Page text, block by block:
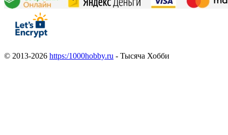
© 2013-2026 https:/1000hobby.ru - Тысяча Хобби